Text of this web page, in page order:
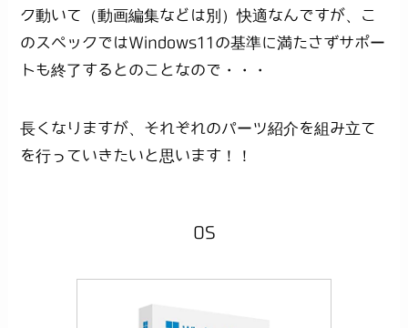
ク動いて（動画編集などは別）快適なんですが、こ
のスペックではWindows11の基準に満たさずサポー
トも終了するとのことなので・・・
長くなりますが、それぞれのパーツ紹介を組み立て
を行っていきたいと思います！！
OS